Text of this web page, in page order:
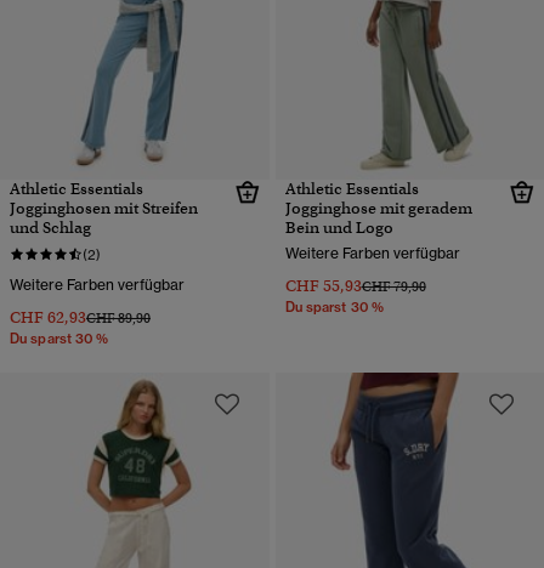
Athletic Essentials
Jogginghosen mit Streifen
und Schlag
(2)
Weitere Farben verfügbar
CHF 62,93Preis wurde reduziert von
CHF 89,90bis
Du sparst 30 %
Athletic Essentials
Jogginghose mit geradem
Bein und Logo
Weitere Farben verfügbar
CHF 55,93Preis wurde reduziert von
CHF 79,90bis
Du sparst 30 %